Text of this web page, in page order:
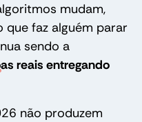
mudam,
que faz alguém parar
sendo a
reais entregando
não produzem